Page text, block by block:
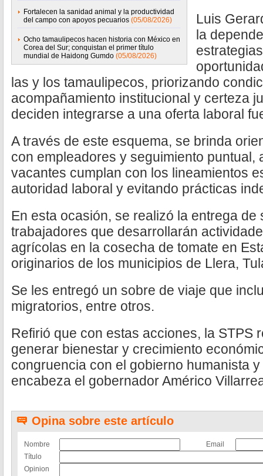
Fortalecen la sanidad animal y la productividad
del campo con apoyos pecuarios (05/08/2026)
Ocho tamaulipecos hacen historia con México en
Corea del Sur; conquistan el primer título
mundial de Haidong Gumdo (05/08/2026)
Luis
la
las y los tamaulipecos, priorizando
acompañamiento institucional y certeza
deciden integrarse a una oferta laboral
A través de este esquema, se brinda
con empleadores y seguimiento puntual,
vacantes cumplan con los lineamientos
autoridad laboral y evitando prácticas
En esta ocasión, se realizó la entrega
trabajadores que desarrollarán
agrícolas en la cosecha de tomate en
originarios de los municipios de Llera,
Se les entregó un sobre de viaje que
migratorios, entre otros.
Refirió que con estas acciones, la STPS
generar bienestar y crecimiento
congruencia con el gobierno humanista
encabeza el gobernador Américo
Opina sobre este artículo
Nombre
Email
Título
Opinion